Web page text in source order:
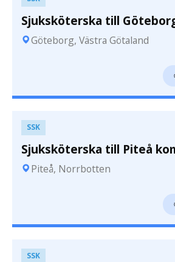
Sjuksköterska till
Göteborg, Västra Götaland
SSK
Sjuksköterska till Piteå
Piteå, Norrbotten
SSK